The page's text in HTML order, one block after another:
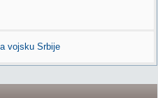
vojsku Srbije